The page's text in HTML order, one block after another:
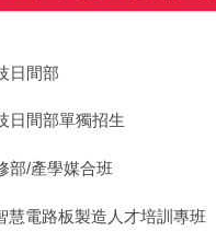
日間部
日間部單獨招生
部/產學媒合班
慧電路板製造人才培訓專班